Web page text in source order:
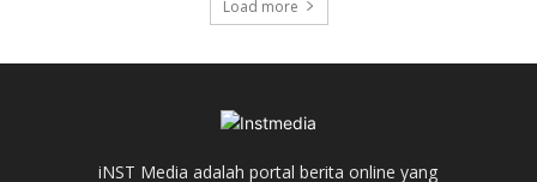
Load more
iNST Media adalah portal berita online yang